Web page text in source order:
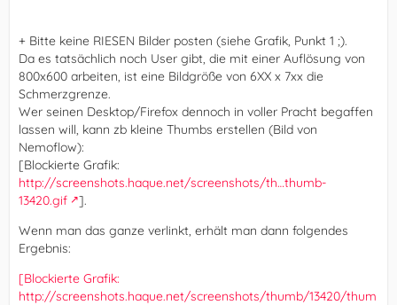
+ Bitte keine RIESEN Bilder posten (siehe Grafik, Punkt 1 ;).
Da es tatsächlich noch User gibt, die mit einer Auflösung von
800x600 arbeiten, ist eine Bildgröße von 6XX x 7xx die
Schmerzgrenze.
Wer seinen Desktop/Firefox dennoch in voller Pracht begaffen
lassen will, kann zb kleine Thumbs erstellen (Bild von
Nemoflow):
[Blockierte Grafik:
http://screenshots.haque.net/screenshots/th…thumb-
13420.gif
].
Wenn man das ganze verlinkt, erhält man dann folgendes
Ergebnis:
[Blockierte Grafik:
http://screenshots.haque.net/screenshots/thumb/13420/thum